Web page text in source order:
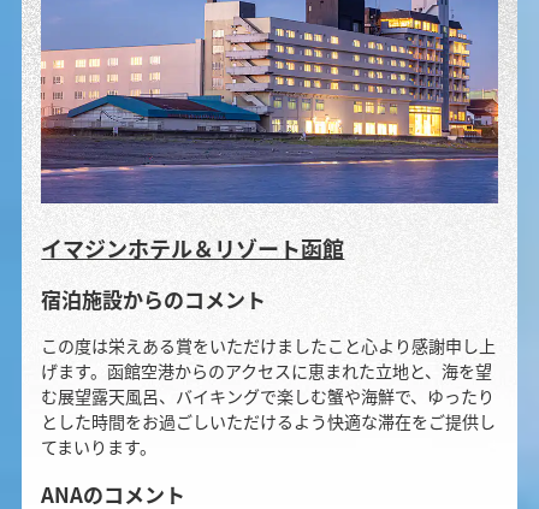
イマジンホテル＆リゾート函館
宿泊施設からのコメント
この度は栄えある賞をいただけましたこと心より感謝申し上
げます。函館空港からのアクセスに恵まれた立地と、海を望
む展望露天風呂、バイキングで楽しむ蟹や海鮮で、ゆったり
とした時間をお過ごしいただけるよう快適な滞在をご提供し
てまいります。
ANAのコメント